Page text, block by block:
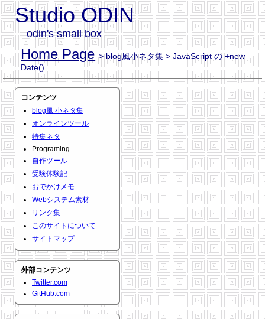
Studio ODIN
odin's small box
Home Page >blog風小ネタ集> JavaScript の +new
Date()
コンテンツ
blog風 小ネタ集
オンラインツール
特集ネタ
Programing
自作ツール
受験体験記
おでかけメモ
Webシステム素材
リンク集
このサイトについて
サイトマップ
外部コンテンツ
Twitter.com
GitHub.com